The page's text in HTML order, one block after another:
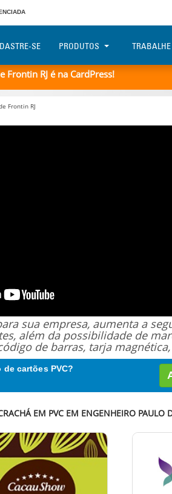
SE PRODUTOS
RJ é na CardPress!
Frontin RJ
sua empresa, aumenta a
além da possibilidade de
de barras, tarja
cartões PVC?
EM PVC EM ENGENHEIRO PAULO